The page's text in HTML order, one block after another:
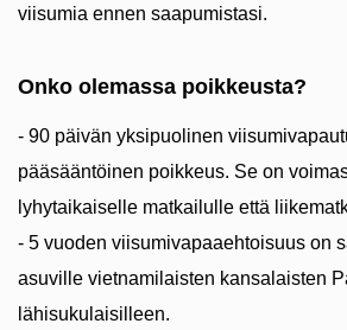
viisumia ennen saapumistasi.
Onko olemassa poikkeusta?
- 90 päivän yksipuolinen
pääsääntöinen poikkeus. Se on
lyhytaikaiselle matkailulle että
- 5 vuoden viisumivapaaehtoisuus on
asuville vietnamilaisten kansalaisten
lähisukulaisilleen.